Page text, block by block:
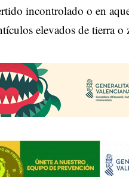
incontrolado o en
elevados de tierra o